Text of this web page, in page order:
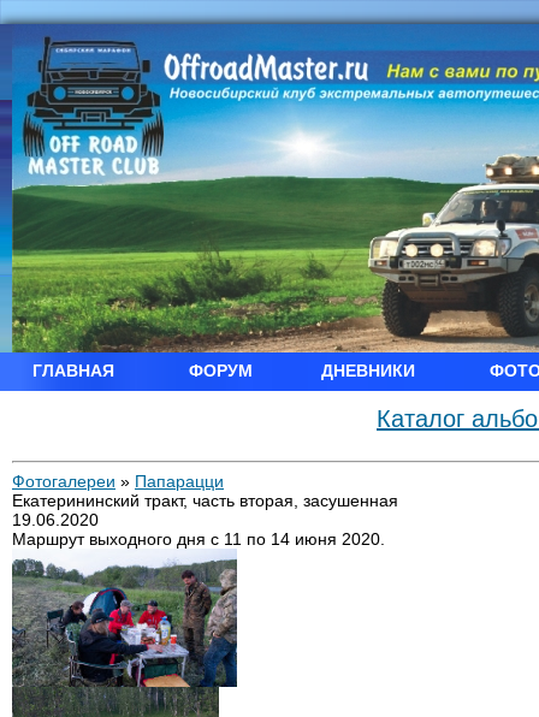
ГЛАВНАЯ ФОРУМ ДНЕВНИКИ
Каталог
Фотогалереи » Папарацци
Екатерининский тракт, часть вторая, засушенная
19.06.2020
Маршрут выходного дня с 11 по 14 июня 2020.